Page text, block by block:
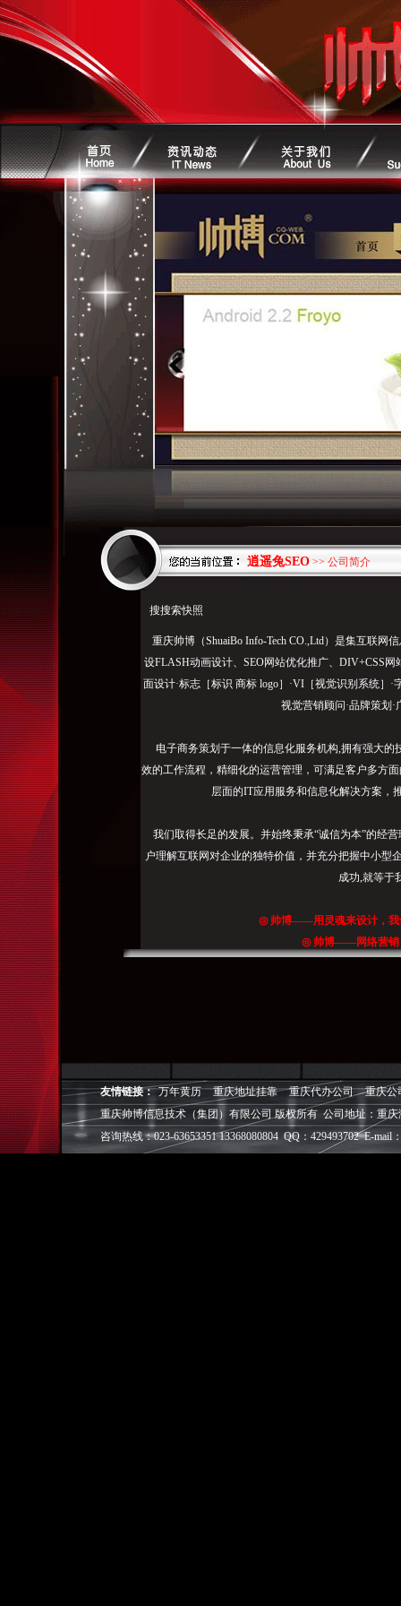
逍遥兔SEO >> 公司简介
搜搜索快照
重庆帅博（ShuaiBo Info-Tech CO.,Ltd）是集互联网
设FLASH动画设计、SEO网站优化推广、DIV+CSS
面设计·标志［标识 商标 logo］·VI［视觉识别系统］·
视觉营销顾问·品牌策划
电子商务策划于一体的信息化服务机构,拥有强大的
效的工作流程，精细化的运营管理，可满足客户多方
层面的IT应用服务和信息化解决方案，
我们取得长足的发展。并始终秉承“诚信为本”的经
户理解互联网对企业的独特价值，并充分把握中小型
成功,就等于
◎ 帅博——用灵魂来设计，我
◎ 帅博——网络营销
友情链接： 万年黄历 重庆地址挂靠 重庆代办公司
重庆公
重庆帅博信息技术（集团）有限公司 版权所有 公司地址：重
咨询热线：023-63653351 13368080804 QQ：429493702 E-mail